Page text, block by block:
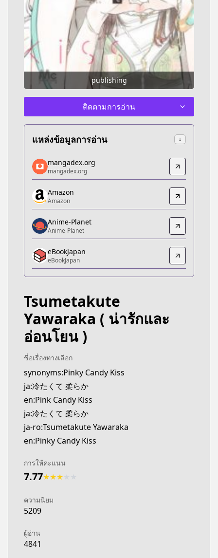
publishing
ติดตามการอ่าน
แหล่งข้อมูลการอ่าน ↓
mangadex.org
mangadex.org
https://mangadex.org/title/36bd3ec2-b2a0-4131-
Amazon
Amazon
https://www.amazon.co.jp/dp/B0CB4939Y3
Anime-Planet
Anime-Planet
https://www.anime-planet.com/manga/
eBookJapan
eBookJapan
Official Raw
Official Raw
https://cocohana.shueisha.co.jp/story/uozumi/
Kitsu
https://kitsu.app/manga/tsumetakute-yawaraka
MangaUpdates
MangaUpdates
https://www.mangaupdates.com/
Book☆Walker
Book☆Walker
https://bookwalker.jp/series/419557/list
Official English
https://www.viz.com/pink-candy-kiss
mangadex.org
mangadex.org
Amazon
Amazon
Anime-Planet
Anime-Planet
eBookJapan
eBookJapan
Tsumetakute
Yawaraka ( น่ารักและ
อ่อนโยน )
ชื่อเรื่องทางเลือก
synonyms:Pinky Candy Kiss
ja:冷たくて 柔らか
en:Pink Candy Kiss
ja:冷たくて 柔らか
ja-ro:Tsumetakute Yawaraka
en:Pinky Candy Kiss
การให้คะแนน
7.77★★★
ความนิยม
5209
ผู้อ่าน
4841